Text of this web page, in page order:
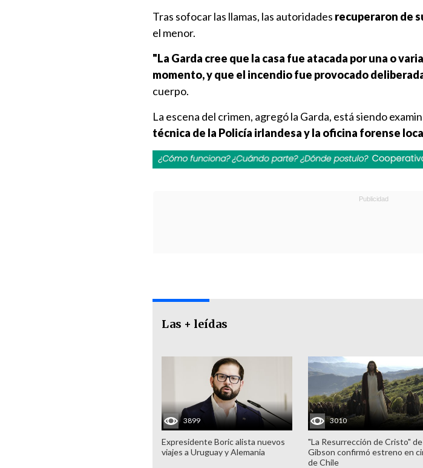
Tras sofocar las llamas, las autoridades recuperaron de
el menor.
"La Garda cree que la casa fue atacada por una o
momento, y que el incendio fue provocado
cuerpo.
La escena del crimen, agregó la Garda, está siendo
técnica de la Policía irlandesa y la oficina forense
Las + leídas
3899
Expresidente Boric alista nuevos
viajes a Uruguay y Alemania
3010
"La Resurrección de Cristo"
Gibson confirmó estreno en
de Chile